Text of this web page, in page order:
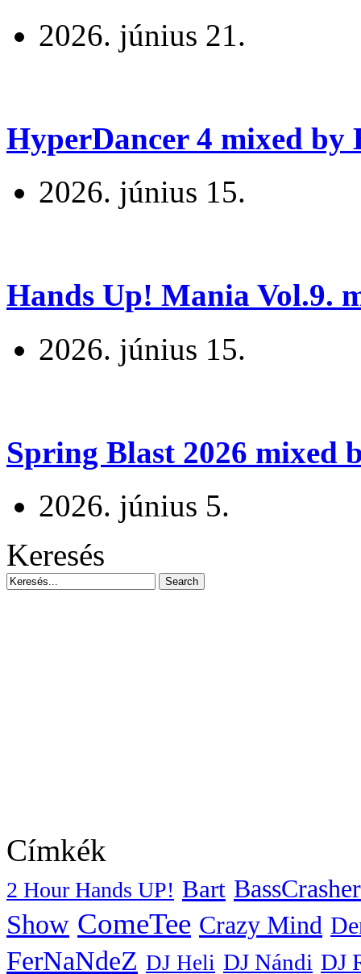
2026. június 21.
HyperDancer 4 mixed by
2026. június 15.
Hands Up! Mania Vol.9.
2026. június 15.
Spring Blast 2026 mixed
2026. június 5.
Keresés
Címkék
2 Hour Hands UP! Bart BassCrasher
Show ComeTee Crazy Mind
FerNaNdeZ DJ Heli DJ Nándi DJ